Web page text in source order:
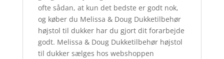
ofte sådan, at kun det bedste er godt nok,
og køber du Melissa & Doug Dukketilbehør
højstol til dukker har du gjort dit forarbejde
godt. Melissa & Doug Dukketilbehør højstol
til dukker sælges hos webshoppen